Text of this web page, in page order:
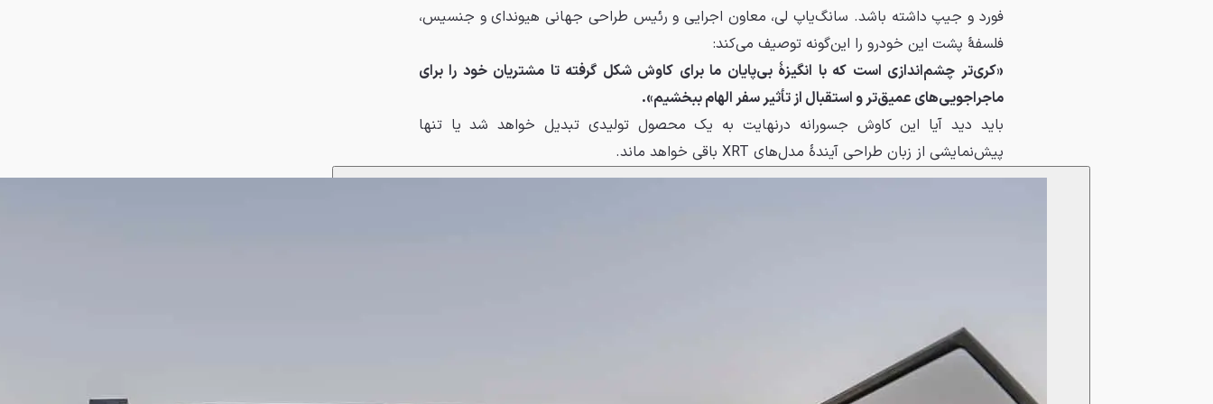
فورد و جیپ داشته باشد. سانگ‌یاپ لی، معاون اجرایی و رئیس طراحی جهانی هیوندای و جنسیس،
فلسفهٔ پشت این خودرو را این‌گونه توصیف می‌کند:
«کری‌تر چشم‌اندازی است که با انگیزهٔ بی‌پایان ما برای کاوش شکل گرفته تا مشتریان خود را برای
ماجراجویی‌های عمیق‌تر و استقبال از تأثیر سفر الهام ببخشیم».
باید دید آیا این کاوش جسورانه درنهایت به یک محصول تولیدی تبدیل خواهد شد یا تنها
پیش‌نمایشی از زبان طراحی آیندهٔ مدل‌های XRT باقی خواهد ماند.